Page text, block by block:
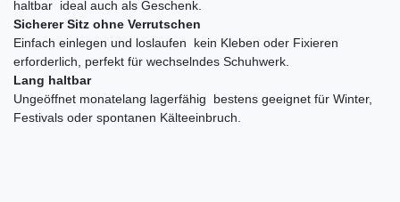
haltbar  ideal auch als Geschenk.
Sicherer Sitz ohne Verrutschen
Einfach einlegen und loslaufen  kein Kleben oder Fixieren
erforderlich, perfekt für wechselndes Schuhwerk.
Lang haltbar
Ungeöffnet monatelang lagerfähig  bestens geeignet für Winter,
Festivals oder spontanen Kälteeinbruch.